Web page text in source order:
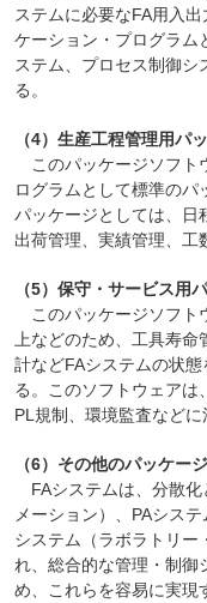
ステムに必要なFA用入
ケーション・プログラム
ステム、プロセス制御シ
る。
（4）生産工程管理用パ
このパッケージソフト
ログラムとして標準のパ
パッケージとしては、日
出荷管理、実績管理、工
（5）保守・サービス用
このパッケージソフト
上などのため、工具寿
計などFAシステムの状
る。このソフトウェアは
PL規制、環境監査などに
（6）その他のパッケー
FAシステムは、分散化
メーション）、PAシス
システム（ラボラトリー
れ、総合的な管理・制御
め、これらを容易に実現